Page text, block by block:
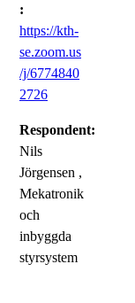
:
https://kth-
se.zoom.us
/j/6774840
2726
Respondent:
Nils
Jörgensen ,
Mekatronik
och
inbyggda
styrsystem